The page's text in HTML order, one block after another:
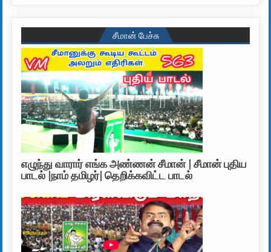
சீமான் பேச்சு
எழுந்து வாரார் எங்க அண்ணன் சீமான் | சீமான் புதிய
பாடல் |நாம் தமிழர்| தெறிக்கவிட்ட பாடல்